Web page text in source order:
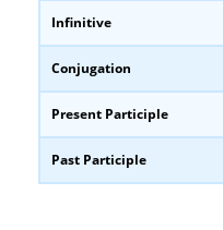
Infinitive
Conjugation
Present Participle
Past Participle